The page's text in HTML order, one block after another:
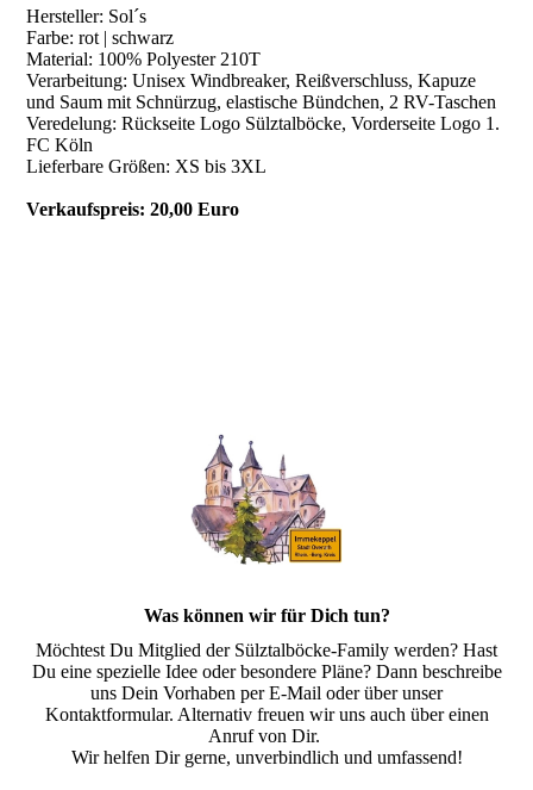
Hersteller: Sol´s
Farbe: rot | schwarz
Material: 100% Polyester 210T
Verarbeitung: Unisex Windbreaker, Reißverschluss, Kapuze
und Saum mit Schnürzug, elastische Bündchen, 2 RV-Taschen
Veredelung: Rückseite Logo Sülztalböcke, Vorderseite Logo 1.
FC Köln
Lieferbare Größen: XS bis 3XL
Verkaufspreis: 20,00 Euro
Was können wir für Dich tun?
Möchtest Du Mitglied der Sülztalböcke-Family werden? Hast
Du eine spezielle Idee oder besondere Pläne? Dann beschreibe
uns Dein Vorhaben per E-Mail oder über unser
Kontaktformular. Alternativ freuen wir uns auch über einen
Anruf von Dir.
Wir helfen Dir gerne, unverbindlich und umfassend!